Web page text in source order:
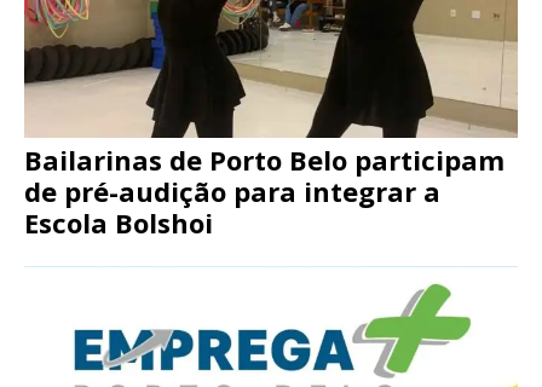
Bailarinas de Porto Belo participam
de pré-audição para integrar a
Escola Bolshoi